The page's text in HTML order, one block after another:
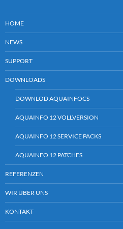
HOME
NEWS
SUPPORT
DOWNLOADS
DOWNLOD AQUAINFOCS
AQUAINFO 12 VOLLVERSION
AQUAINFO 12 SERVICE PACKS
AQUAINFO 12 PATCHES
REFERENZEN
WIR ÜBER UNS
KONTAKT